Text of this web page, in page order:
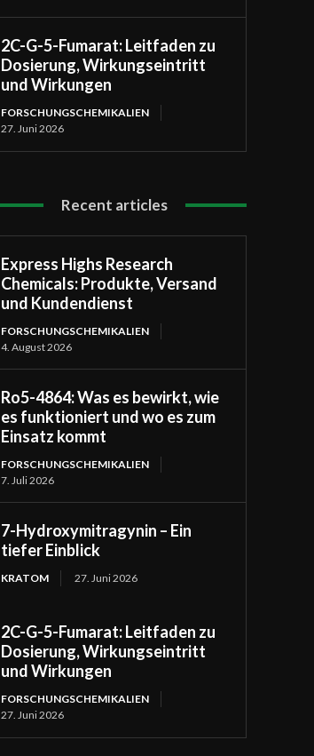
2C-G-5-Fumarat: Leitfaden zu
Dosierung, Wirkungseintritt
und Wirkungen
FORSCHUNGSCHEMIKALIEN
27. Juni 2026
Recent articles
Express Highs Research
Chemicals: Produkte, Versand
und Kundendienst
FORSCHUNGSCHEMIKALIEN
4. August 2026
Ro5-4864: Was es bewirkt, wie
es funktioniert und wo es zum
Einsatz kommt
FORSCHUNGSCHEMIKALIEN
7. Juli 2026
7-Hydroxymitragynin – Ein
tiefer Einblick
KRATOM 27. Juni 2026
2C-G-5-Fumarat: Leitfaden zu
Dosierung, Wirkungseintritt
und Wirkungen
FORSCHUNGSCHEMIKALIEN
27. Juni 2026